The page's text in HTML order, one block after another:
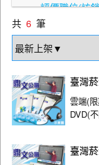
評價職位(訪
評價職位(營
評價職位(店
評價職位(儲運
評價職位(物
評價職位(土
共 6 筆
臺灣
雲端(
DVD(
臺灣